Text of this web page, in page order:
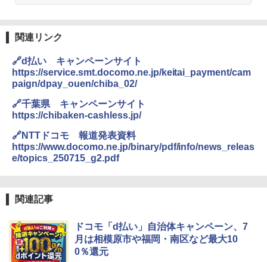
関連リンク
🔗d払い キャンペーンサイト
https://service.smt.docomo.ne.jp/keitai_payment/cam
paign/dpay_ouen/chiba_02/
🔗千葉県 キャンペーンサイト
https://chibaken-cashless.jp/
🔗NTTドコモ 報道発表資料
https://www.docomo.ne.jp/binary/pdf/info/news_releas
e/topics_250715_g2.pdf
関連記事
ドコモ「d払い」自治体キャンペーン、7
月は相模原市や福岡・南区など最大10
0％還元